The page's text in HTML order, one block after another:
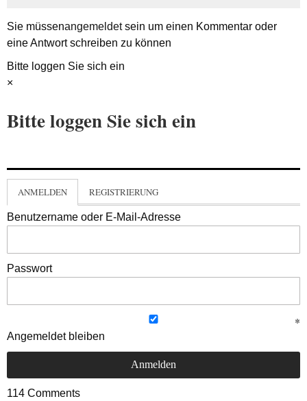
Sie müssenangemeldetsein um einen Kommentar oder
eine Antwort schreiben zu können
Bitte loggen Sie sich ein
×
Bitte loggen Sie sich ein
ANMELDEN REGISTRIERUNG
Benutzername oder E-Mail-Adresse
Passwort
Angemeldet bleiben
114 Comments